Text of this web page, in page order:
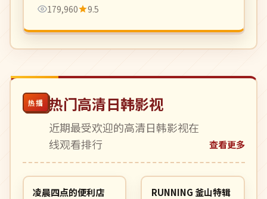
179,960
9.5
热播 热门高清日韩影视
近期最受欢迎的高清日韩影视在
线观看排行
查看更多
韩国
高分 16:51
凌晨四点的便利店 韩国
热播 04:39
RUNNING 釜山特辑